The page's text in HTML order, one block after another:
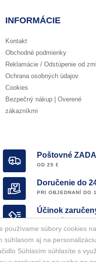
používame súbory cookies
súhlasom aj na
Súhlasím súhlasíte s
INFORMÁCIE
Kontakt
Obchodné podmienky
Reklamácie / Odstúpenie od
Ochrana osobných údajov
Cookies
Bezpečný nákup | Overené
zákazníkmi
Poštovné
OD 25 €
Doručenie do
PRI OBJEDNANÍ DO
Účinok
OVERENÝ E-SHOP
Garancia
KOMPLETNÝ